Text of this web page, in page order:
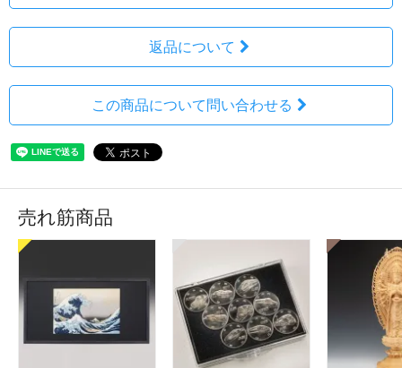
返品について
この商品について問い合わせる
売れ筋商品